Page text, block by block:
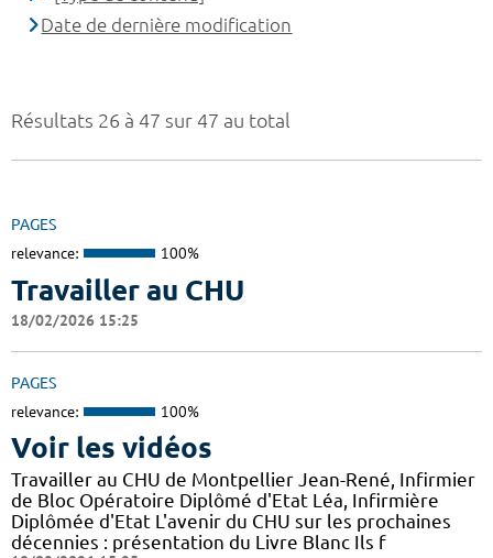
Résultats 26 à 47 sur 47 au total
PAGES
relevance: 100%
Travailler au CHU
18/02/2026 15:25
PAGES
relevance: 100%
Voir les vidéos
Travailler au CHU de Montpellier Jean-René, Infirmier
de Bloc Opératoire Diplômé d'Etat Léa, Infirmière
Diplômée d'Etat L'avenir du CHU sur les prochaines
décennies : présentation du Livre Blanc Ils f
Date de dernière modification